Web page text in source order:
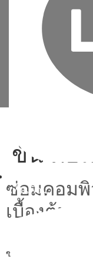
เพิ่มเพื่อน
ขั้น ตอ
ซ่อมคอมพิ
เบื้องต้น
ซ่อม ประกอบ ทำคว